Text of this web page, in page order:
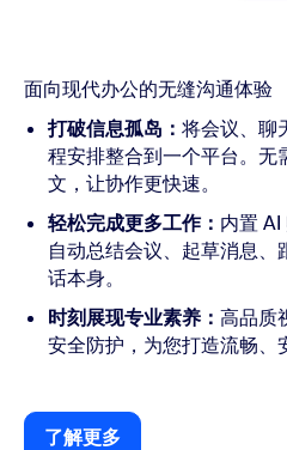
面向现代办公的无缝沟通体验
打破信息孤岛： 将会议、聊
程安排整合到一个平台。无
文，让协作更快速。
轻松完成更多工作： 内置
自动总结会议、起草消息
话本身。
时刻展现专业素养： 高品质
安全防护，为您打造流畅、
了解更多